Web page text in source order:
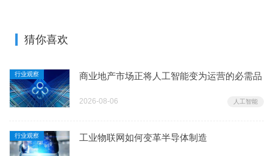
猜你喜欢
行业观察 商业地产市场正将人工智能变为运营的必需品
2026-08-06 人工智能
行业观察 工业物联网如何变革半导体制造